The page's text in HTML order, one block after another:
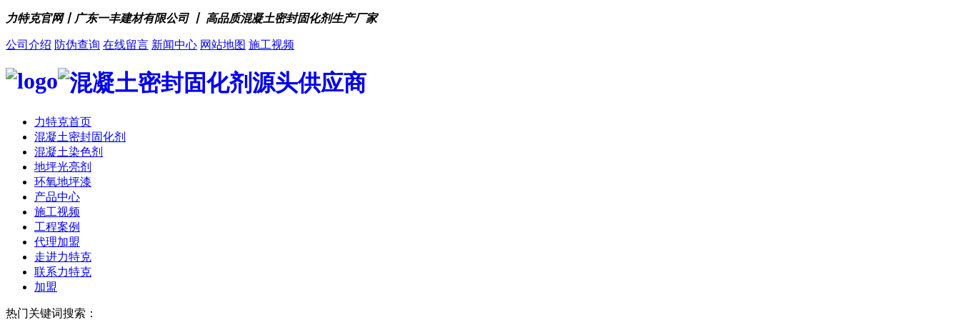
力特克官网丨广东一丰建材有限公司 丨 高品质混凝土密封固化剂生产厂家
公司介绍 防伪查询 在线留言 新闻中心 网站地图 施工视频
力特克首页
混凝土密封固化剂
混凝土染色剂
地坪光亮剂
环氧地坪漆
产品中心
施工视频
工程案例
代理加盟
走进力特克
联系力特克
加盟
热门关键词搜索：